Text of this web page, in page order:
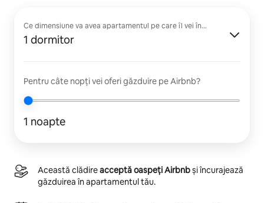
Ce dimensiune va avea apartamentul pe care îl vei închiria?
1 dormitor
Pentru câte nopți vei oferi găzduire pe Airbnb?
1 noapte
Această clădireacceptă oaspeți Airbnbși încurajează
găzduirea în apartamentul tău.